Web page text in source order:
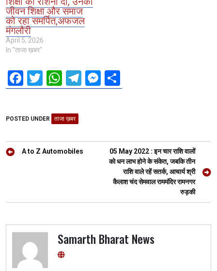
जीवन शिक्षा और समाज
को रहा समर्पित,अफजल
मंगलौरी
April 5, 2026
In "ताजा ख़बर"
F
a
b
o
o
T
wi
tt
er
W
h
at
s
A
p
T
el
a
m
M
es
g
er
h
POSTED UNDER ताजा ख़बर
PostA to Z Automobiles
05 May 2022 : इन चार राशि वालों
को धन लाभ होने के संकेत, जबकि तीन
राशि वाले रहें सतर्क, आचार्य श्री
कैलाश चंद सेमवाल राममंदिर रामनगर
रुड़की
Samarth Bharat News